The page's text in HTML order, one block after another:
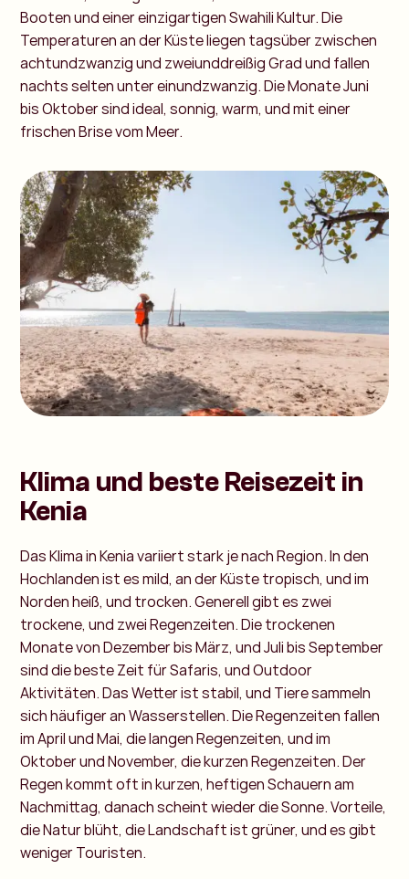
Booten und einer einzigartigen Swahili Kultur.Die
Temperaturen an der Küste liegen tagsüber zwischen
achtundzwanzig und zweiunddreißig Grad und fallen
nachts selten unter einundzwanzig. Die Monate Juni
bis Oktober sind ideal, sonnig, warm, und mit einer
frischen Brise vom Meer.
Klima und beste Reisezeit in
Kenia
Das Klima in Kenia variiert stark je nach Region. In den
Hochlanden ist es mild, an der Küste tropisch, und im
Norden heiß, und trocken. Generell gibt es zwei
trockene, und zwei Regenzeiten. Die trockenen
Monate von Dezember bis März, und Juli bis September
sind die beste Zeit für Safaris, und Outdoor
Aktivitäten. Das Wetter ist stabil, und Tiere sammeln
sich häufiger an Wasserstellen.Die Regenzeiten fallen
im April und Mai, die langen Regenzeiten, und im
Oktober und November, die kurzen Regenzeiten. Der
Regen kommt oft in kurzen, heftigen Schauern am
Nachmittag, danach scheint wieder die Sonne. Vorteile,
die Natur blüht, die Landschaft ist grüner, und es gibt
weniger Touristen.